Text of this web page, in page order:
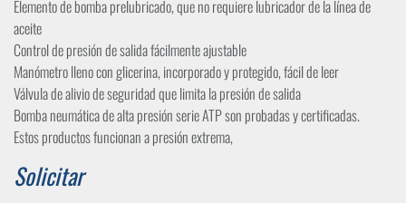
Elemento de bomba prelubricado, que no requiere lubricador de la línea de
aceite
Control de presión de salida fácilmente ajustable
Manómetro lleno con glicerina, incorporado y protegido, fácil de leer
Válvula de alivio de seguridad que limita la presión de salida
Bomba neumática de alta presión serie ATP son probadas y certificadas.
Estos productos funcionan a presión extrema,
Solicitar